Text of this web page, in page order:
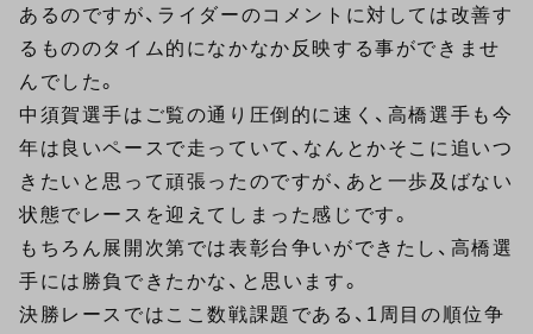
あるのですが、ライダーのコメントに対しては改善す
るもののタイム的になかなか反映する事ができませ
んでした。
中須賀選手はご覧の通り圧倒的に速く、高橋選手も今
年は良いペースで走っていて、なんとかそこに追いつ
きたいと思って頑張ったのですが、あと一歩及ばない
状態でレースを迎えてしまった感じです。
もちろん展開次第では表彰台争いができたし、高橋選
手には勝負できたかな、と思います。
決勝レースではここ数戦課題である、1周目の順位争